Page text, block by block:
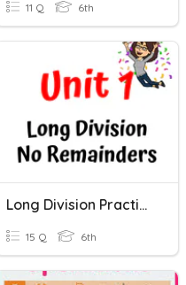
11 Q 6th
Long Division Practice NO Remainders
15 Q 6th